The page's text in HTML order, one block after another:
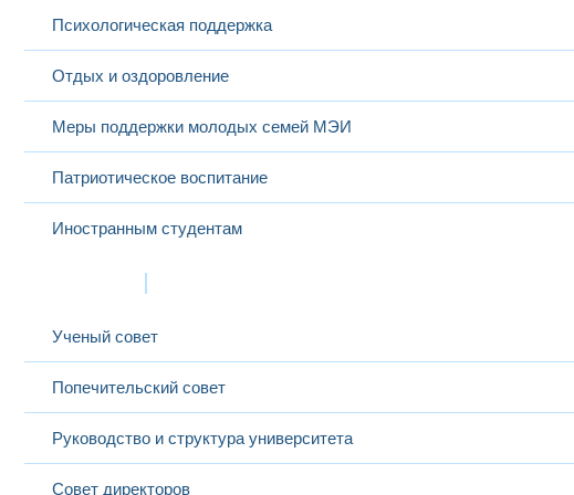
Психологическая поддержка
Отдых и оздоровление
Меры поддержки молодых семей МЭИ
Патриотическое воспитание
Иностранным студентам
Ученый совет
Попечительский совет
Руководство и структура университета
Совет директоров